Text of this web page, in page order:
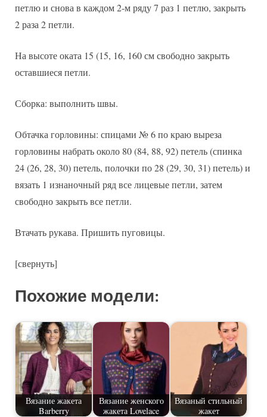
петлю и снова в каждом 2-м ряду 7 раз 1 петлю, закрыть
2 раза 2 петли.
На высоте оката 15 (15, 16, 160 см свободно закрыть
оставшиеся петли.
Сборка: выполнить швы.
Обтачка горловины: спицами № 6 по краю выреза
горловины набрать около 80 (84, 88, 92) петель (спинка
24 (26, 28, 30) петель, полочки по 28 (29, 30, 31) петель) и
вязать 1 изнаночный ряд все лицевые петли, затем
свободно закрыть все петли.
Втачать рукава. Пришить пуговицы.
[свернуть]
Похожие модели:
Вязание жакета
Barberry
Вязание женского
жакета Lovelace
Вязаный стильный
жакет